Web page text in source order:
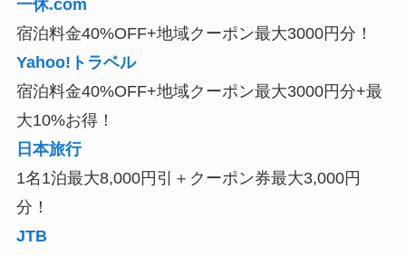
一休.com
宿泊料金40%OFF+地域クーポン最大3000円分！
Yahoo!トラベル
宿泊料金40%OFF+地域クーポン最大3000円分+最
大10%お得！
日本旅行
1名1泊最大8,000円引＋クーポン券最大3,000円
分！
JTB